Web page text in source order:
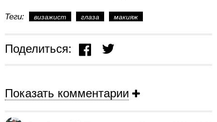
Теги: визажист глаза макияж
Поделиться:
Показать комментарии